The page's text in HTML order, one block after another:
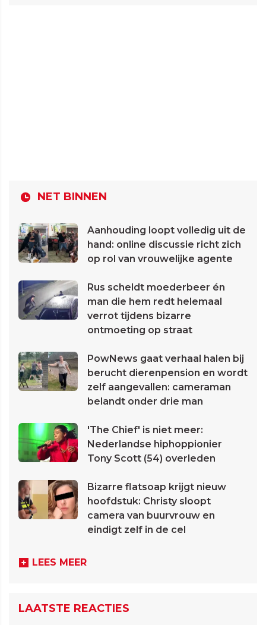
NET BINNEN
Aanhouding loopt volledig uit de
hand: online discussie richt zich
op rol van vrouwelijke agente
Rus scheldt moederbeer én
man die hem redt helemaal
verrot tijdens bizarre
ontmoeting op straat
PowNews gaat verhaal halen bij
berucht dierenpension en wordt
zelf aangevallen: cameraman
belandt onder drie man
'The Chief' is niet meer:
Nederlandse hiphoppionier
Tony Scott (54) overleden
Bizarre flatsoap krijgt nieuw
hoofdstuk: Christy sloopt
camera van buurvrouw en
eindigt zelf in de cel
LEES MEER
LAATSTE REACTIES